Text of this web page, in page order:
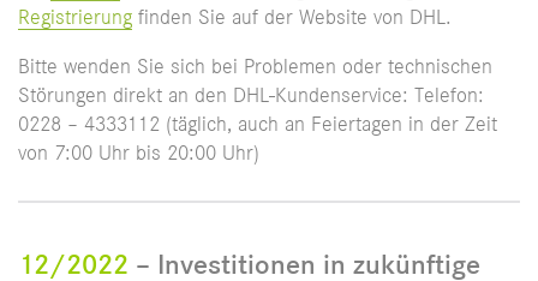
Registrierung finden Sie auf der Website von DHL.
Bitte wenden Sie sich bei Problemen oder technischen
Störungen direkt an den DHL-Kundenservice: Telefon:
0228 – 4333112 (täglich, auch an Feiertagen in der Zeit
von 7:00 Uhr bis 20:00 Uhr)
12/2022 – Investitionen in zukünftige